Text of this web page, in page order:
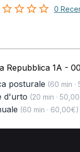
0
Repubblica 1A -
posturale (60 min
d'urto (20 min ·
(60 min · 60,00€)